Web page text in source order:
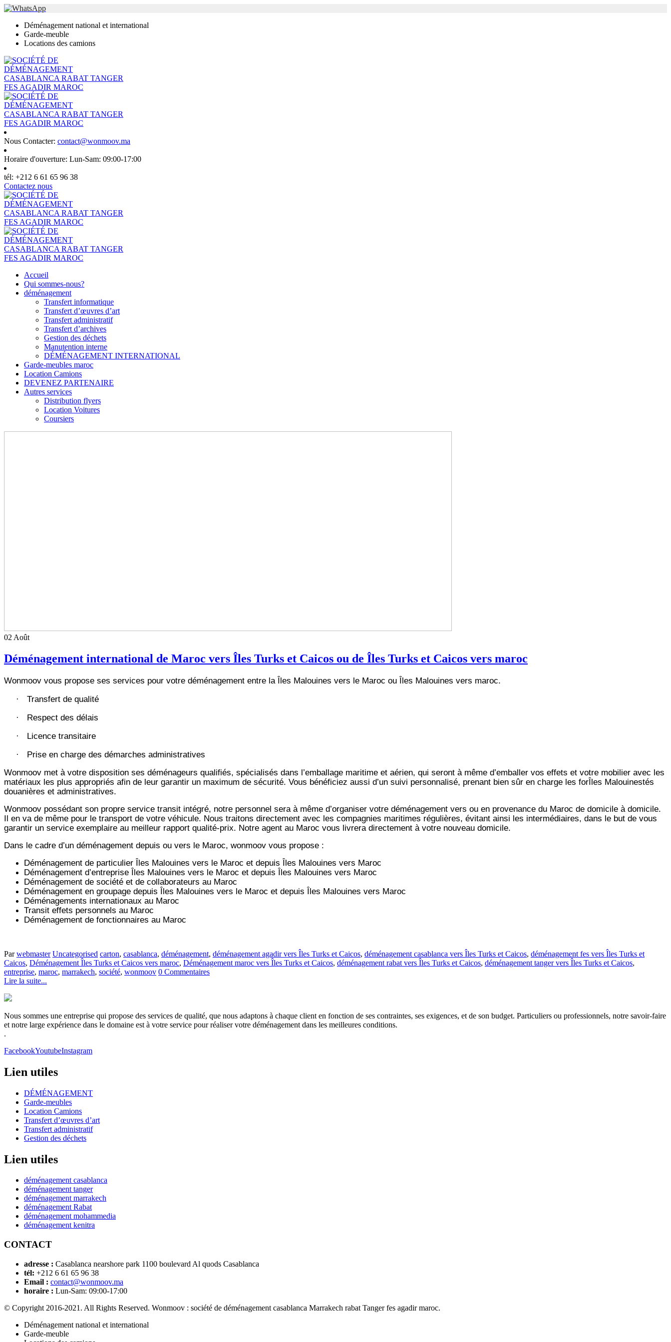
Déménagement national et international
Garde-meuble
Locations des camions
Nous Contacter: contact@wonmoov.ma
Horaire d'ouverture: Lun-Sam: 09:00-17:00
tél: +212 6 61 65 96 38
Contactez nous
Accueil
Qui sommes-nous?
déménagement
Transfert informatique
Transfert d’œuvres d’art
Transfert administratif
Transfert d’archives
Gestion des déchets
Manutention interne
DÉMÉNAGEMENT INTERNATIONAL
Garde-meubles maroc
Location Camions
DEVENEZ PARTENAIRE
Autres services
Distribution flyers
Location Voitures
Coursiers
02 Août
Déménagement international de Maroc vers Îles Turks et Caicos ou de Îles Turks et Caicos vers maroc
Wonmoov vous propose ses services pour votre déménagement entre la Îles Malouines vers le Maroc ou Îles Malouines vers maroc.
· Transfert de qualité
· Respect des délais
· Licence transitaire
·
Prise en charge des démarches administratives
Wonmoov met à votre disposition ses déménageurs qualifiés, spécialisés dans l’emballage maritime et aérien, qui seront à même d’emballer vos effets et votre mobilier avec les
matériaux les plus appropriés afin de leur garantir un maximum de sécurité. Vous bénéficiez aussi d’un suivi personnalisé, prenant bien sûr en charge les forÎles Malouinestés
douanières et administratives.
Wonmoov possédant son propre service transit intégré, notre personnel sera à même d’organiser votre déménagement vers ou en provenance du Maroc de domicile à domicile.
Il en va de même pour le transport de votre véhicule. Nous traitons directement avec les compagnies maritimes régulières, évitant ainsi les intermédiaires, dans le but de vous
garantir un service exemplaire au meilleur rapport qualité-prix. Notre agent au Maroc vous livrera directement à votre nouveau domicile.
Dans le cadre d’un déménagement depuis ou vers le Maroc, wonmoov vous propose :
Déménagement de particulierÎles Malouines vers le Maroc et depuisÎles Malouines vers Maroc
Déménagement d’entrepriseÎles Malouines vers le Maroc et depuisÎles Malouines vers Maroc
Déménagement de société et de collaborateurs au Maroc
Déménagement en groupage depuisÎles Malouines vers le Maroc et depuisÎles Malouines vers Maroc
Déménagements internationaux au Maroc
Transit effets personnels au Maroc
Déménagement de fonctionnaires au Maroc
Parwebmaster Uncategorised carton, casablanca, déménagement, déménagement agadir vers Îles Turks et Caicos, déménagement casablanca vers Îles Turks et Caicos, déménagement fes vers Îles Turks et
Caicos, Déménagement Îles Turks et Caicos vers maroc, Déménagement maroc vers Îles Turks et Caicos, déménagement rabat vers Îles Turks et Caicos, déménagement tanger vers Îles Turks et Caicos,
entreprise, maroc, marrakech, société, wonmoov 0 Commentaires
Lire la suite...
Nous sommes une entreprise qui propose des services de qualité, que nous adaptons à chaque client en fonction de ses contraintes, ses exigences, et de son budget. Particuliers ou professionnels, notre savoir-faire
et notre large expérience dans le domaine est à votre service pour réaliser votre déménagement dans les meilleures conditions.
.
FacebookYoutubeInstagram
Lien utiles
DÉMÉNAGEMENT
Garde-meubles
Location Camions
Transfert d’œuvres d’art
Transfert administratif
Gestion des déchets
Lien utiles
déménagement casablanca
déménagement tanger
déménagement marrakech
déménagement Rabat
déménagement mohammedia
déménagement kenitra
CONTACT
adresse : Casablanca nearshore park 1100 boulevard Al quods Casablanca
tél: +212 6 61 65 96 38
Email : contact@wonmoov.ma
horaire : Lun-Sam: 09:00-17:00
© Copyright 2016-2021. All Rights Reserved. Wonmoov : société de déménagement casablanca Marrakech rabat Tanger fes agadir maroc.
Déménagement national et international
Garde-meuble